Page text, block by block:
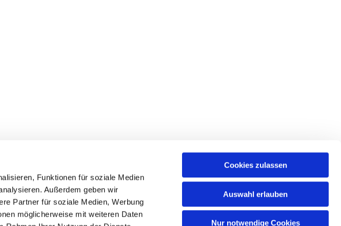
Funktionen für soziale Medien
Außerdem geben wir
Partner für soziale Medien, Werbung
möglicherweise mit weiteren Daten
Cookies zulassen
Auswahl erlauben
Nur notwendige Cookies